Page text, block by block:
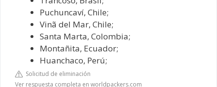
Puchuncaví, Chile;
Vinã del Mar, Chile;
Santa Marta, Colombia;
Montañita, Ecuador;
Huanchaco, Perú;
Solicitud de eliminación
Ver respuesta completa en worldpackers.com